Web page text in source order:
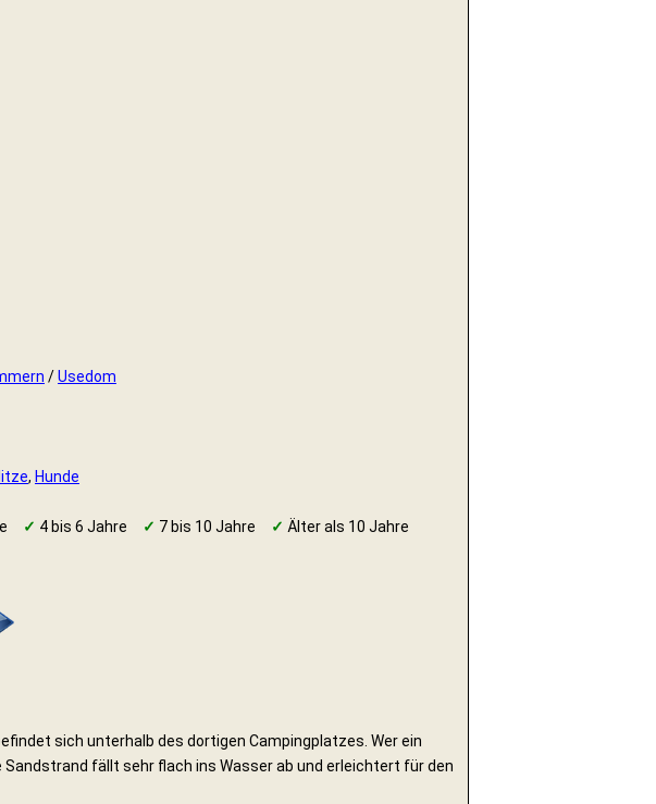
/Usedom
, Hunde
✓ 4 bis 6 Jahre ✓ 7 bis 10 Jahre ✓ Älter als 10 Jahre
sich unterhalb des dortigen Campingplatzes. Wer ein
fällt sehr flach ins Wasser ab und erleichtert für den